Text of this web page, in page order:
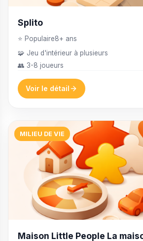
Splito
⭐ Populaire8+ ans
🧩 Jeu d'intérieur à plusieurs
👥 3-8 joueurs
Voir le détail
MILIEU DE VIE
Maison Little People La